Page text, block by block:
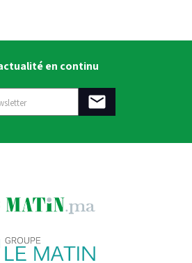
en continu